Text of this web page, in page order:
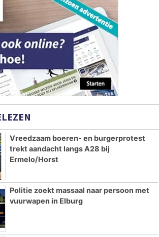
Vreedzaam boeren- en burgerprotest
trekt aandacht langs A28 bij
Ermelo/Horst
Politie zoekt massaal naar persoon met
vuurwapen in Elburg